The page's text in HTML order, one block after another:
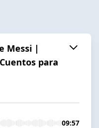
Messi |
para
09:57